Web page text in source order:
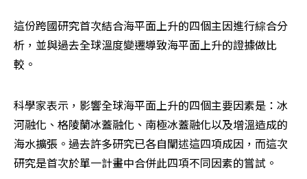
這份跨國研究首次結合海平面上升的四個主因進行綜合分
析，並與過去全球溫度變遷導致海平面上升的證據做比
較。
科學家表示，影響全球海平面上升的四個主要因素是：冰
河融化、格陵蘭冰蓋融化、南極冰蓋融化以及增溫造成的
海水擴張。過去許多研究已各自闡述這四項成因，而這次
研究是首次於單一計畫中合併此四項不同因素的嘗試。